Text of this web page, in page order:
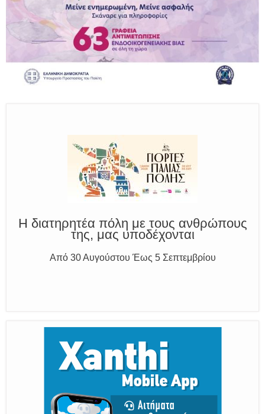
Η διατηρητέα πόλη με τους ανθρώπους
της, μας υποδέχονται
Από 30 Αυγούστου Έως 5 Σεπτεμβρίου
Παραμένουμε Προσεκτικοί
και δίνουμε σαφείς πληροφορίες